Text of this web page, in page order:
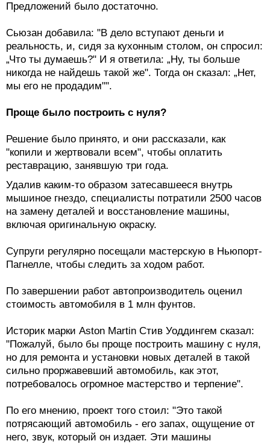
Предложений было достаточно.
Сьюзан добавила: "В дело вступают деньги и
реальность, и, сидя за кухонным столом, он спросил:
„Что ты думаешь?" И я ответила: „Ну, ты больше
никогда не найдешь такой же". Тогда он сказал: „Нет,
мы его не продадим"".
Проще было построить с нуля?
Решение было принято, и они рассказали, как
"копили и жертвовали всем", чтобы оплатить
реставрацию, занявшую три года.
Удалив каким-то образом затесавшееся внутрь
мышиное гнездо, специалисты потратили 2500 часов
на замену деталей и восстановление машины,
включая оригинальную окраску.
Супруги регулярно посещали мастерскую в Ньюпорт-
Пагнелле, чтобы следить за ходом работ.
По завершении работ автопроизводитель оценил
стоимость автомобиля в 1 млн фунтов.
Историк марки Aston Martin Стив Уоддингем сказал:
"Пожалуй, было бы проще построить машину с нуля,
но для ремонта и установки новых деталей в такой
сильно проржавевший автомобиль, как этот,
потребовалось огромное мастерство и терпение".
По его мнению, проект того стоил: "Это такой
потрясающий автомобиль - его запах, ощущение от
него, звук, который он издает. Эти машины